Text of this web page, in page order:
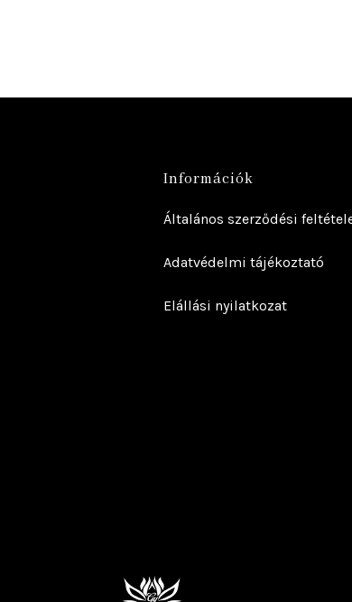
Információk
Általános szerződési
Adatvédelmi tájékoztató
Elállási nyilatkozat